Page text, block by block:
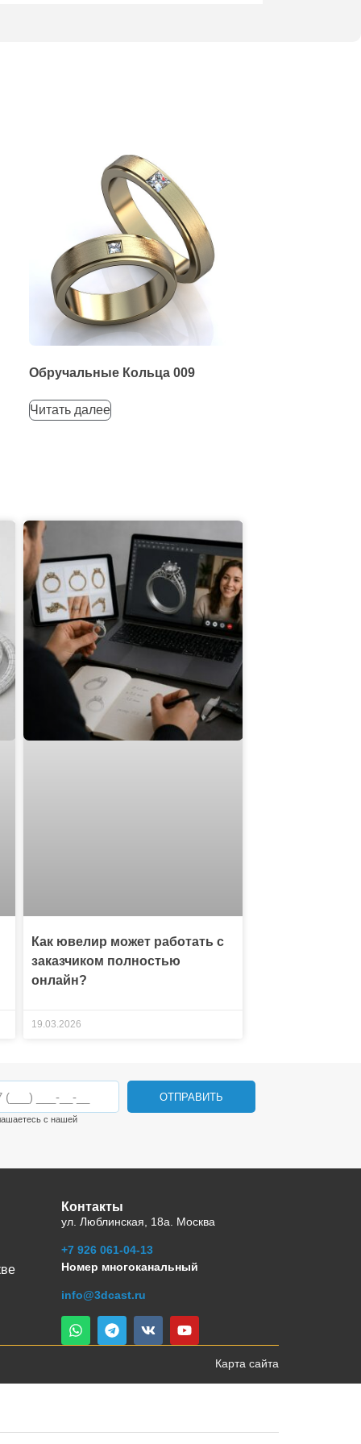
Обручальные Кольца 009
Читать далее
Как ювелир может работать с
заказчиком полностью
онлайн?
19.03.2026
ОТПРАВИТЬ
с нашей
Контакты
ул. Люблинская, 18а. Москва
+7 926 061-04-13
Номер многоканальный
info@3dcast.ru
Карта сайта